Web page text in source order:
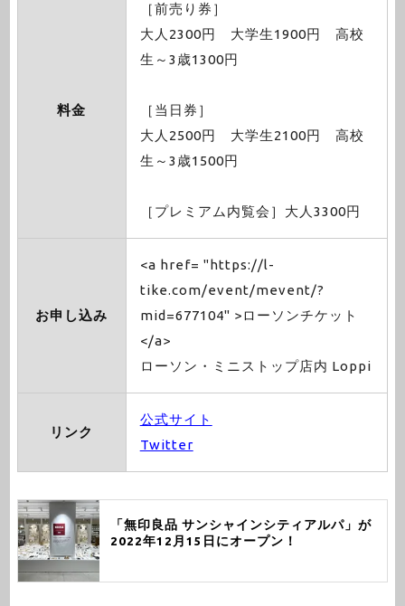
料金
［前売り券］
大人2300円 大学生1900円 高校
生～3歳1300円
［当日券］
大人2500円 大学生2100円 高校
生～3歳1500円
［プレミアム内覧会］大人3300円
お申し込み
<a href= "https://l-
tike.com/event/mevent/?
mid=677104" >ローソンチケット
</a>
ローソン・ミニストップ店内 Loppi
リンク
公式サイト
Twitter
「無印良品 サンシャインシティアルパ」が
2022年12月15日にオープン！